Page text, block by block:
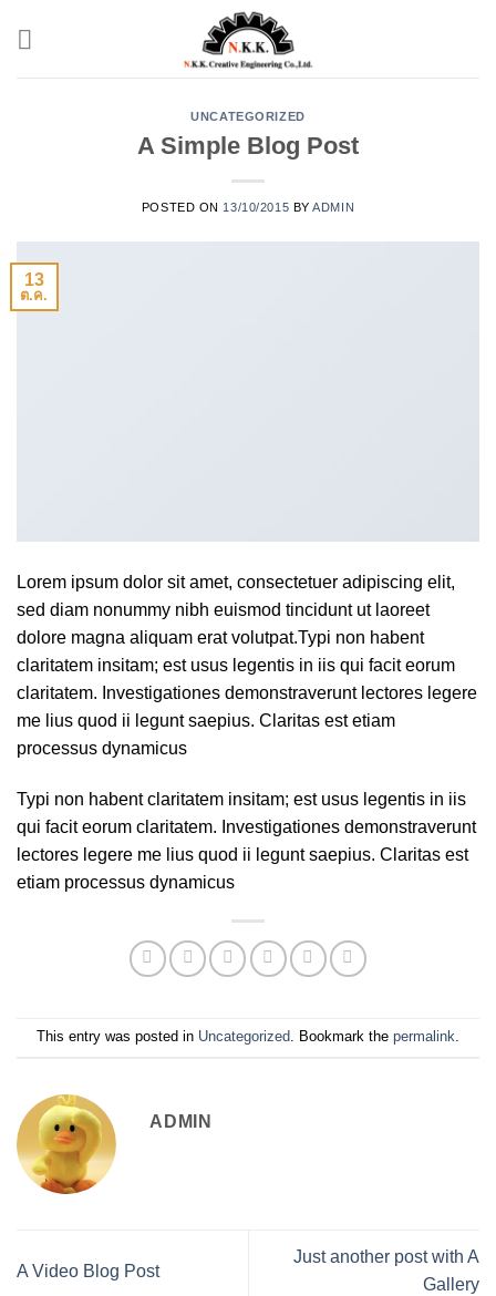
UNCATEGORIZED
A Simple Blog Post
POSTED ON 13/10/2015 BYADMIN
13
ต.ค.
Lorem ipsum dolor sit amet, consectetuer adipiscing elit,
sed diam nonummy nibh euismod tincidunt ut laoreet
dolore magna aliquam erat volutpat.Typi non habent
claritatem insitam; est usus legentis in iis qui facit eorum
claritatem. Investigationes demonstraverunt lectores legere
me lius quod ii legunt saepius. Claritas est etiam
processus dynamicus
Typi non habent claritatem insitam; est usus legentis in iis
qui facit eorum claritatem. Investigationes demonstraverunt
lectores legere me lius quod ii legunt saepius. Claritas est
etiam processus dynamicus
This entry was posted in Uncategorized. Bookmark the permalink.
ADMIN
A Video Blog Post
Just another post with A
Gallery